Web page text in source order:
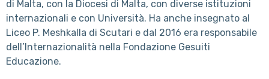
di Malta, con la Diocesi di Malta, con diverse istituzioni
internazionali e con Università. Ha anche insegnato al
Liceo P. Meshkalla di Scutari e dal 2016 era responsabile
dell’Internazionalità nella Fondazione Gesuiti
Educazione.